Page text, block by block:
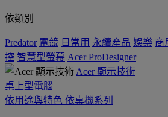
依類別
Predator 電競 日常用 永續產品 娛樂 商
控 智慧型螢幕 Acer ProDesigner
Acer 顯示技術
桌上型電腦
依用途與特色 依桌機系列